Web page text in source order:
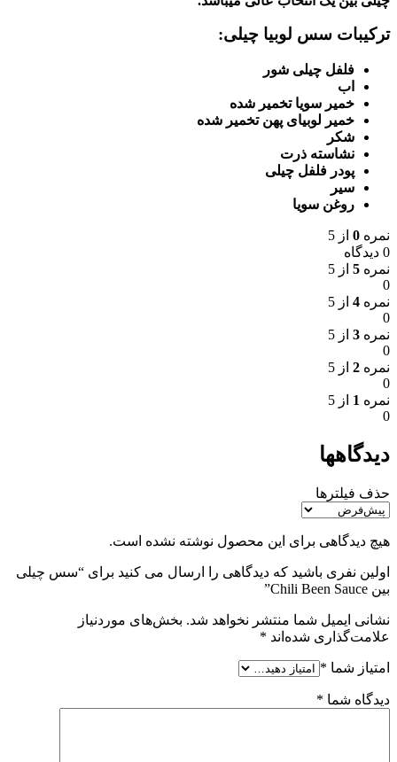
ترکیبات سس لوبیا چیلی:
فلفل چیلی شور
اب
خمیر سویا تخمیر شده
خمیر لوبیای پهن تخمیر شده
شکر
نشاسته ذرت
پودر فلفل چیلی
سیر
روغن سویا
نمره 0 از 5
0 دیدگاه
نمره 5 از 5
0
نمره 4 از 5
0
نمره 3 از 5
0
نمره 2 از 5
0
نمره 1 از 5
0
دیدگاهها
حذف فیلترها
هیچ دیدگاهی برای این محصول نوشته نشده است.
اولین نفری باشید که دیدگاهی را ارسال می کنید برای “سس چیلی
بین Chili Been Sauce”
نشانی ایمیل شما منتشر نخواهد شد. بخش‌های موردنیاز
علامت‌گذاری شده‌اند *
امتیاز شما *
دیدگاه شما *